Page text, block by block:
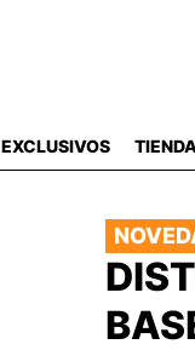
EXCLUSIVOS